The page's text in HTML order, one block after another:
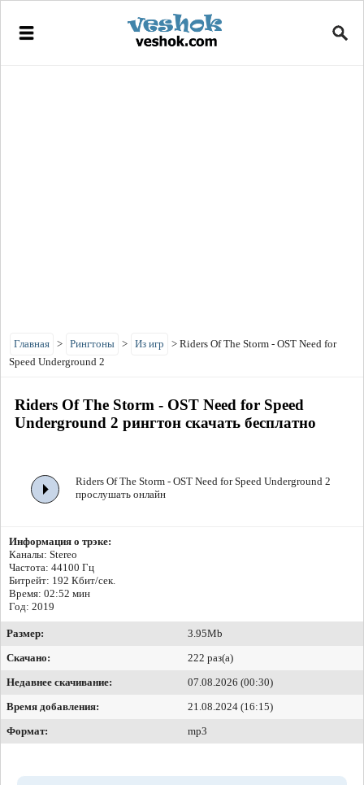
Главная > Рингтоны > Из игр > Riders Of The Storm - OST Need for
Speed Underground 2
Riders Of The Storm - OST Need for Speed
Underground 2 рингтон скачать бесплатно
Riders Of The Storm - OST Need for Speed Underground 2
прослушать онлайн
Информация о трэке:
Каналы: Stereo
Частота: 44100 Гц
Битрейт: 192 Кбит/сек.
Время: 02:52 мин
Год: 2019
Размер:
3.95Mb
Скачано:
222 раз(а)
Недавнее скачивание:
07.08.2026 (00:30)
Время добавления:
21.08.2024 (16:15)
Формат:
mp3